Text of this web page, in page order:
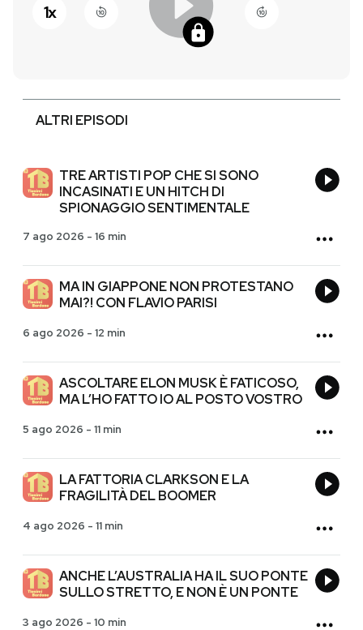
SHOP
AREA PERSONALE
Entra
1x
ALTRI EPISODI
TRE ARTISTI POP CHE SI SONO
INCASINATI E UN HITCH DI
SPIONAGGIO SENTIMENTALE
7 ago 2026 - 16 min
MA IN GIAPPONE NON PROTESTANO
MAI?! CON FLAVIO PARISI
6 ago 2026 - 12 min
ASCOLTARE ELON MUSK È FATICOSO,
MA L’HO FATTO IO AL POSTO VOSTRO
5 ago 2026 - 11 min
LA FATTORIA CLARKSON E LA
FRAGILITÀ DEL BOOMER
4 ago 2026 - 11 min
ANCHE L’AUSTRALIA HA IL SUO PONTE
SULLO STRETTO, E NON È UN PONTE
3 ago 2026 - 10 min